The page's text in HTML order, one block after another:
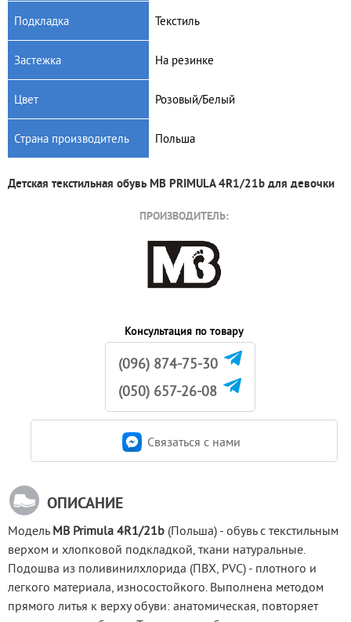
Подкладка Текстиль
Застежка На резинке
Цвет Розовый/Белый
Страна производитель Польша
Детская текстильная обувь MB PRIMULA 4R1/21b для девочки
ПРОИЗВОДИТЕЛЬ:
Консультация по товару
(096) 874-75-30
(050) 657-26-08
Связаться c нами
ОПИСАНИЕ
Модель MB Primula 4R1/21b (Польша) - обувь с текстильным
верхом и хлопковой подкладкой, ткани натуральные.
Подошва из поливинилхлорида (ПВХ, PVC) - плотного и
легкого материала, износостойкого. Выполнена методом
прямого литья к верху обуви: анатомическая, повторяет